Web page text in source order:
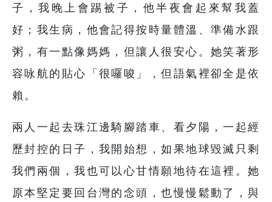
子，我晚上會踢被子，他半夜會起來幫我蓋
好；我生病，他會記得按時量體溫、準備水跟
粥，有一點像媽媽，但讓人很安心。她笑著形
容咏航的貼心「很囉唆」，但語氣裡卻全是依
賴。
兩人一起去珠江邊騎腳踏車、看夕陽，一起經
歷封控的日子，我開始想，如果地球毀滅只剩
我們兩個，我也可以心甘情願地待在這裡。她
原本堅定要回台灣的念頭，也慢慢鬆動了，與